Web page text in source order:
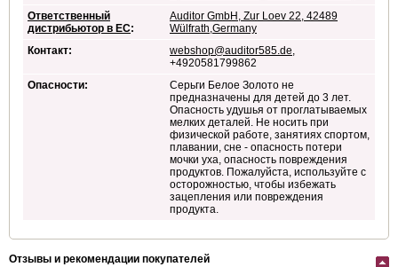
Ответственный
дистрибьютор в ЕС:
Auditor GmbH, Zur Loev 22, 42489
Wülfrath,Germany
Контакт:
webshop@auditor585.de,
+4920581799862
Опасности:
Серьги Белое Золото не
предназначены для детей до 3 лет.
Опасность удушья от проглатываемых
мелких деталей. Не носить при
физической работе, занятиях спортом,
плавании, сне - опасность потери
мочки уха, опасность повреждения
продуктов. Пожалуйста, используйте с
осторожностью, чтобы избежать
зацепления или повреждения
продукта.
Отзывы и рекомендации покупателей